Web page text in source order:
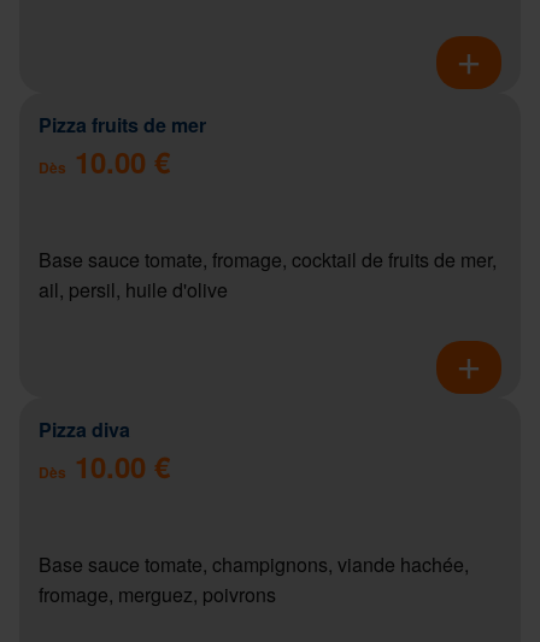
Pizza fruits de mer
Dès 10.00 €
Base sauce tomate, fromage, cocktail de fruits de mer,
ail, persil, huile d'olive
Pizza diva
Dès 10.00 €
Base sauce tomate, champignons, viande hachée,
fromage, merguez, poivrons